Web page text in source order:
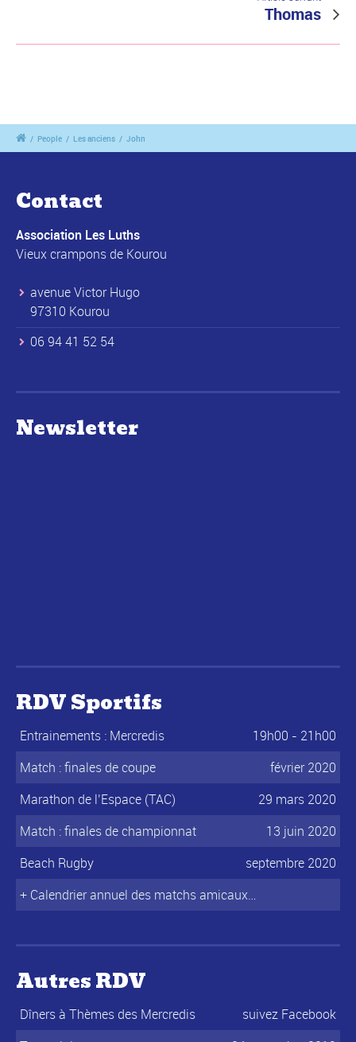
Thomas
/ People / Les anciens / John
Contact
Association Les Luths
Vieux crampons de Kourou
avenue Victor Hugo
97310 Kourou
06 94 41 52 54
Newsletter
RDV Sportifs
Entrainements : Mercredis
19h00 - 21h00
Match : finales de coupe
février 2020
Marathon de l’Espace (TAC)
29 mars 2020
Match : finales de championnat
13 juin 2020
Beach Rugby
septembre 2020
+ Calendrier annuel des matchs amicaux…
Autres RDV
Dîners à Thèmes des Mercredis
suivez Facebook